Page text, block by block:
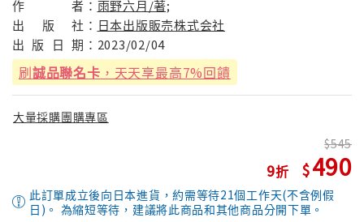
作 者： 雨野六月/著;
出
版 社： 日本出版販売株式会社
出 版 日 期： 2023/02/04
刷誠品聯名卡 ，天天享最高7%回饋
大量採購團購專區
9
545
490
此訂單成立後向日本進貨，約需等待21個工作天(不含例假
日)。 為縮短等待，建議將此商品和其他商品分開下單。